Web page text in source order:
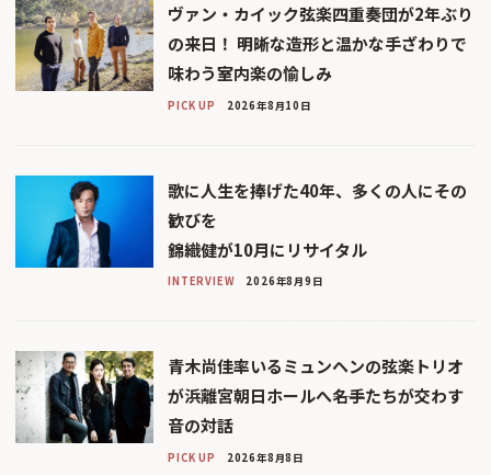
ヴァン・カイック弦楽四重奏団が2年ぶり
の来日！ 明晰な造形と温かな手ざわりで
味わう室内楽の愉しみ
PICK UP 2026年8月10日
歌に人生を捧げた40年、多くの人にその
歓びを
錦織健が10月にリサイタル
INTERVIEW 2026年8月9日
青木尚佳率いるミュンヘンの弦楽トリオ
が浜離宮朝日ホールへ――名手たちが交わす
音の対話
PICK UP 2026年8月8日